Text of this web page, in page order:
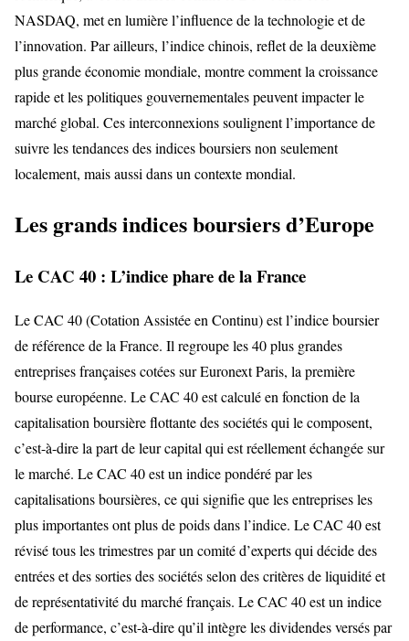
NASDAQ, met en lumière l’influence de la technologie et de
l’innovation. Par ailleurs, l’indice chinois, reflet de la deuxième
plus grande économie mondiale, montre comment la croissance
rapide et les politiques gouvernementales peuvent impacter le
marché global. Ces interconnexions soulignent l’importance de
suivre les tendances des indices boursiers non seulement
localement, mais aussi dans un contexte mondial.
Les grands indices boursiers d’Europe
Le CAC 40 : L’indice phare de la France
Le CAC 40 (Cotation Assistée en Continu) est l’indice boursier
de référence de la France. Il regroupe les 40 plus grandes
entreprises françaises cotées sur Euronext Paris, la première
bourse européenne. Le CAC 40 est calculé en fonction de la
capitalisation boursière flottante des sociétés qui le composent,
c’est-à-dire la part de leur capital qui est réellement échangée sur
le marché. Le CAC 40 est un indice pondéré par les
capitalisations boursières, ce qui signifie que les entreprises les
plus importantes ont plus de poids dans l’indice. Le CAC 40 est
révisé tous les trimestres par un comité d’experts qui décide des
entrées et des sorties des sociétés selon des critères de liquidité et
de représentativité du marché français. Le CAC 40 est un indice
de performance, c’est-à-dire qu’il intègre les dividendes versés par